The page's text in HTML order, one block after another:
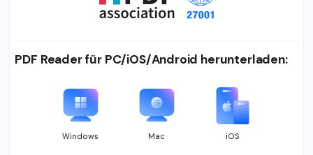
PDF Reader für PC/iOS/Android herunterladen:
Windows Mac iOS